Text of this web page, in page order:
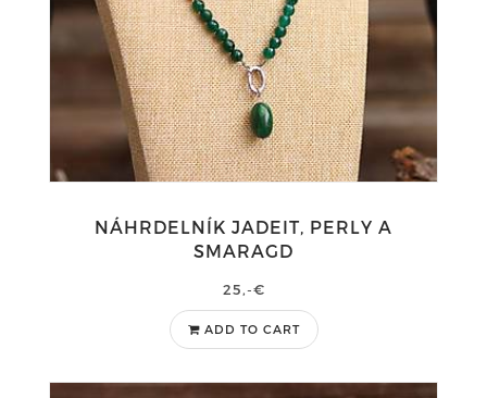
NÁHRDELNÍK JADEIT, PERLY A
SMARAGD
25,-€
ADD TO CART